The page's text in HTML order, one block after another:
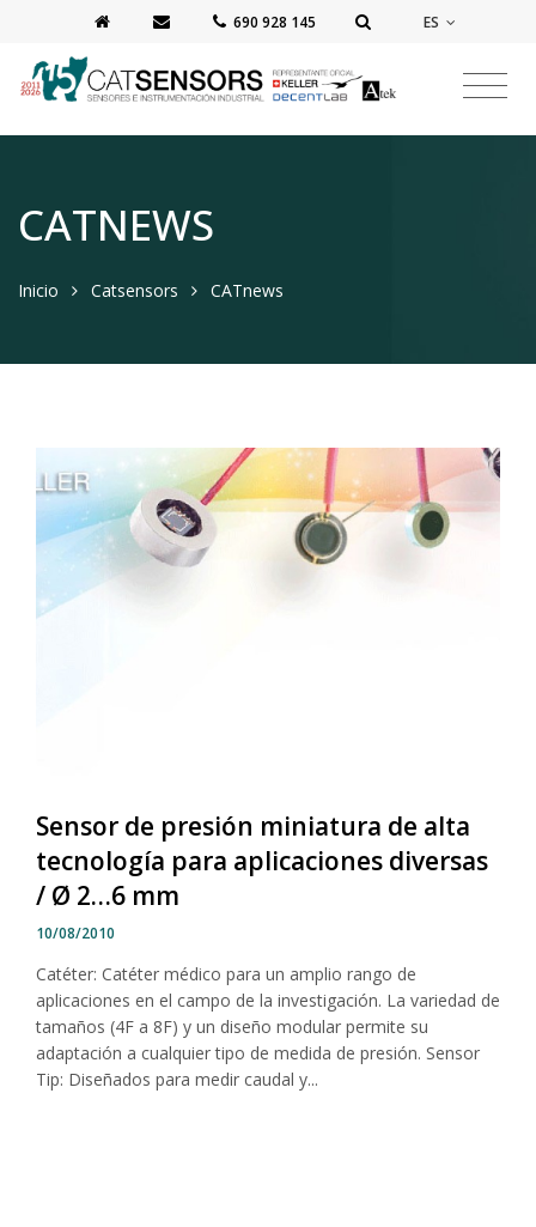
‭690 928 145‬ ES
CATNEWS
Inicio Catsensors CATnews
Sensor de presión miniatura de alta
tecnología para aplicaciones diversas
/ Ø 2…6 mm
10/08/2010
Catéter: Catéter médico para un amplio rango de
aplicaciones en el campo de la investigación. La variedad de
tamaños (4F a 8F) y un diseño modular permite su
adaptación a cualquier tipo de medida de presión. Sensor
Tip: Diseñados para medir caudal y...